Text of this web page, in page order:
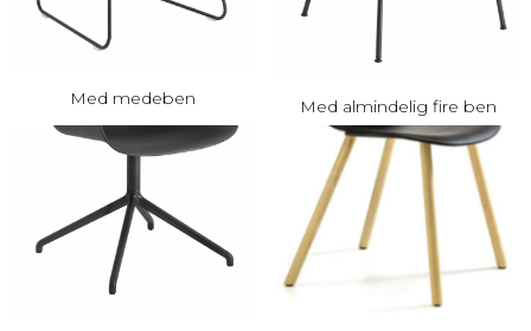
Med medeben Med almindelig fire ben